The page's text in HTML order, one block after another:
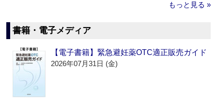
もっと見る »
書籍・電子メディア
【電子書籍】緊急避妊薬OTC適正販売ガイド
2026年07月31日 (金)